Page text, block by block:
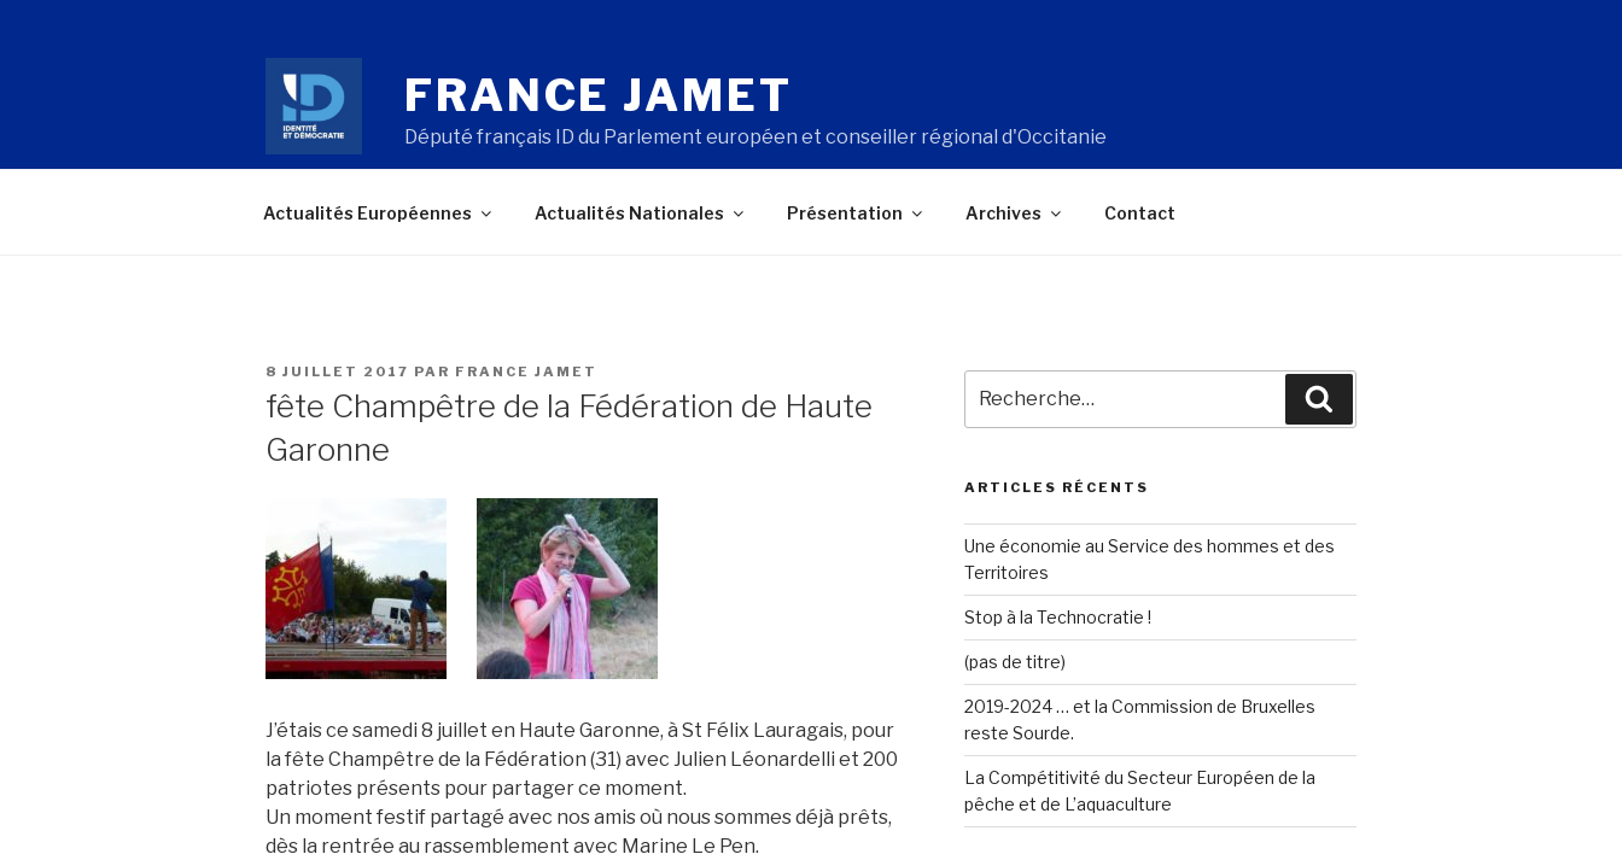
FRANCE JAMET
Député français ID du Parlement européen et conseiller régional d'Occitanie
Actualités Européennes Actualités Nationales Présentation Archives Contact
PUBLIÉ
LE
8 JUILLET 2017 PAR FRANCE JAMET
fête Champêtre de la Fédération de Haute
Garonne
J’étais ce samedi 8 juillet en Haute Garonne, à St Félix Lauragais, pour
la fête Champêtre de la Fédération (31) avec Julien Léonardelli et 200
patriotes présents pour partager ce moment.
Un moment festif partagé avec nos amis où nous sommes déjà prêts,
dès la rentrée au rassemblement avec Marine Le Pen.
pour
ARTICLES RÉCENTS
Une économie au Service des hommes et des
Territoires
Stop à la Technocratie !
(pas de titre)
2019-2024 … et la Commission de Bruxelles
reste Sourde.
La Compétitivité du Secteur Européen de la
pêche et de L’aquaculture